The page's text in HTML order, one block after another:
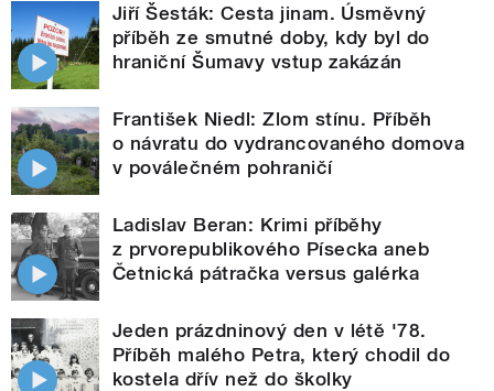
Jiří Šesták: Cesta jinam. Úsměvný
příběh ze smutné doby, kdy byl do
hraniční Šumavy vstup zakázán
František Niedl: Zlom stínu. Příběh
o návratu do vydrancovaného domova
v poválečném pohraničí
Ladislav Beran: Krimi příběhy
z prvorepublikového Písecka aneb
Četnická pátračka versus galérka
Jeden prázdninový den v létě '78.
Příběh malého Petra, který chodil do
kostela dřív než do školky